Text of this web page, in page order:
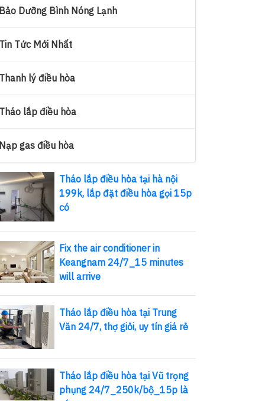
Dưỡng Bình Nóng Lạnh
Tức Mới Nhất
lý điều hòa
lắp điều hòa
gas điều hòa
Tháo lắp điều hòa tại hà nội
199k, lắp đặt điều hòa gọi 15p
có
Fix the air conditioner in
Keangnam 24/7_15 minutes
will arrive
Tháo lắp điều hòa tại Trung
Văn 24/7, thợ giỏi, uy tín giá rẻ
Tháo lắp điều hòa tại Vũ trọng
phụng 24/7_250k/bộ_15p là